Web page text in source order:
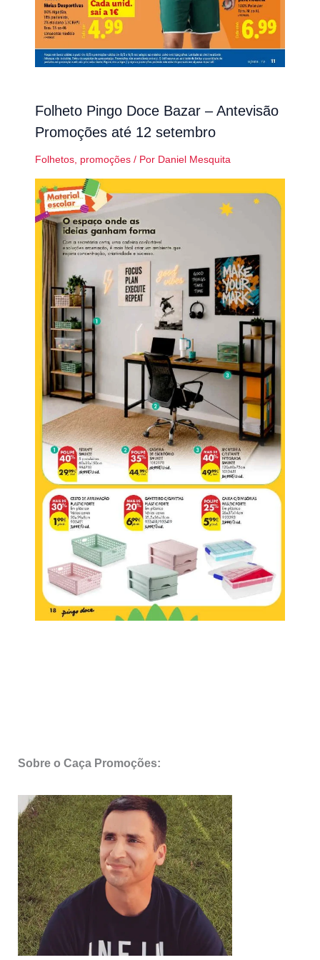
Folheto Pingo Doce Bazar – Antevisão
Promoções até 12 setembro
Folhetos, promoções/ Por Daniel Mesquita
Sobre o Caça Promoções: